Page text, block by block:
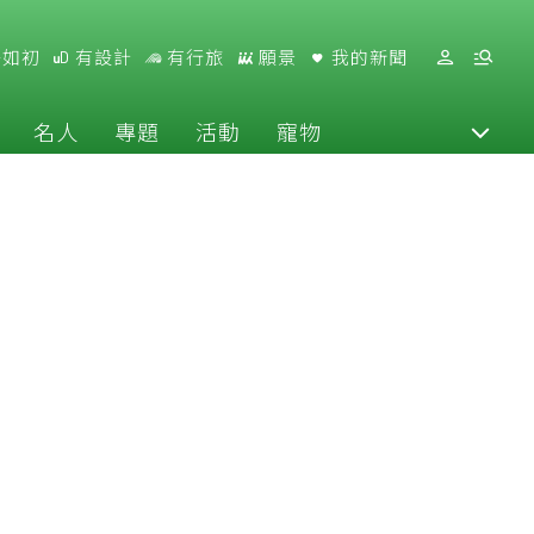
初 有設計 有行旅 願景 我的新聞
名人 專題 活動 寵物